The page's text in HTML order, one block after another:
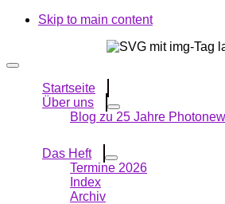
Skip to main content
Startseite
Über uns
Blog zu 25 Jahre
Das Heft
Termine 2026
Index
Archiv